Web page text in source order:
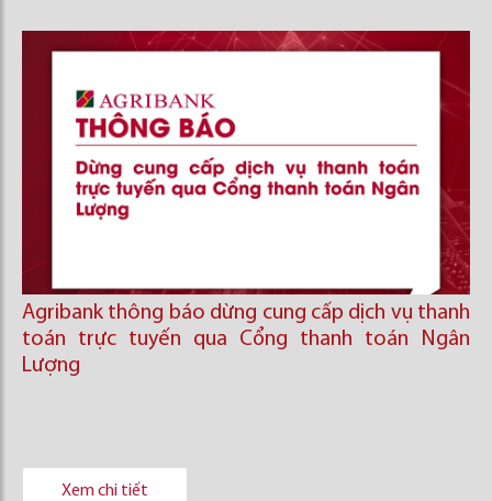
Agribank thông báo dừng cung cấp dịch vụ thanh
toán trực tuyến qua Cổng thanh toán Ngân
Lượng
Xem chi tiết